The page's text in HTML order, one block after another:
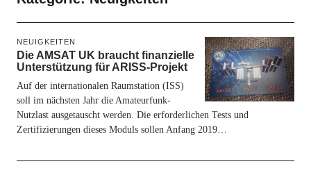
NEUIGKEITEN
Die AMSAT UK braucht finanzielle
Unterstützung für ARISS-Projekt
Auf der internationalen Raumstation (ISS)
soll im nächsten Jahr die Amateurfunk-
Nutzlast ausgetauscht werden. Die erforderlichen Tests und
Zertifizierungen dieses Moduls sollen Anfang 2019…